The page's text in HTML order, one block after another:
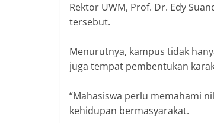
Rektor UWM, Prof. Dr. Edy
tersebut.
Menurutnya, kampus tidak
juga tempat pembentukan
“Mahasiswa perlu memahami
kehidupan bermasyarakat.